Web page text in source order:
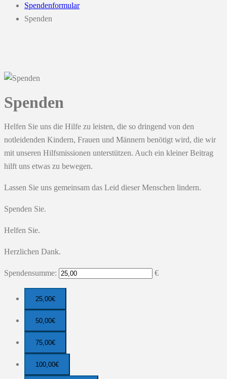
Spendenformular
Spenden
Spenden
Helfen Sie uns die Hilfe zu leisten, die so dringend von den
notleidenden Kindern, Frauen und Männern benötigt wird, die wir
mit unseren Hilfsmissionen unterstützen. Auch ein kleiner Beitrag
hilft uns etwas zu bewegen.
Lassen Sie uns gemeinsam das Leid dieser Menschen lindern.
Spenden Sie.
Helfen Sie.
Herzlichen Dank.
Spendensumme: €
25,00€
50,00€
75,00€
100,00€